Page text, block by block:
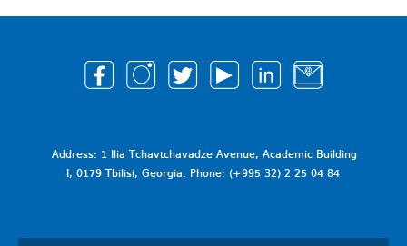
Address: 1 Ilia Tchavtchavadze Avenue, Academic Building
I, 0179 Tbilisi, Georgia. Phone: (+995 32) 2 25 04 84